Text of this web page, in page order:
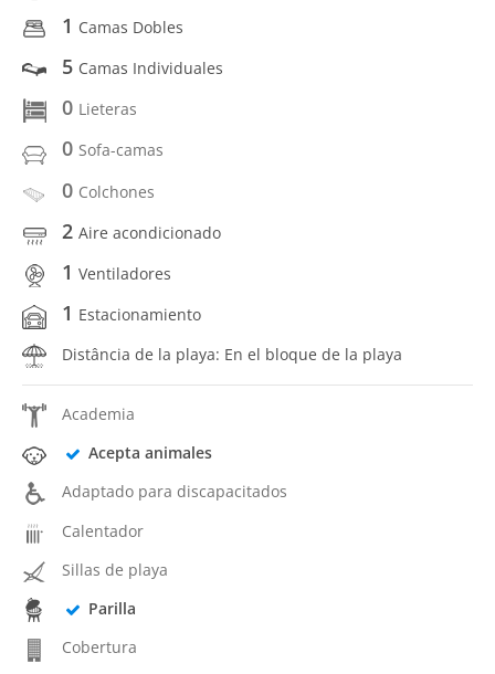
1 Camas Dobles
5 Camas Individuales
0 Lieteras
0 Sofa-camas
0 Colchones
2 Aire acondicionado
1 Ventiladores
1 Estacionamiento
Distância de la playa: En el bloque de la playa
Academia
Acepta animales
Adaptado para discapacitados
Calentador
Sillas de playa
Parilla
Cobertura